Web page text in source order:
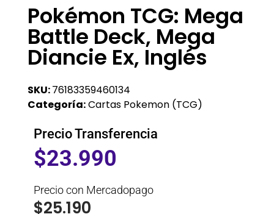
Pokémon TCG: Mega
Battle Deck, Mega
Diancie Ex, Inglés
SKU:76183359460134
Categoría:Cartas Pokemon (TCG)
Precio Transferencia
$23.990
Precio con Mercadopago
$25.190